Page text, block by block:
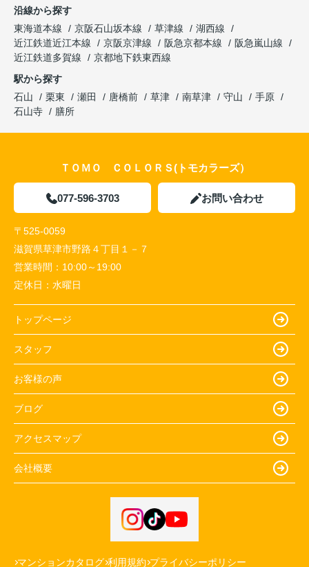
沿線から探す
東海道本線
京阪石山坂本線 草津線
湖西線
近江鉄道近江本線
京阪京津線 阪急京都本線
阪急嵐山線
近江鉄道多賀線
京都地下鉄東西線
駅から探す
石山
栗東 瀬田 唐橋前 草津 南草津 守山
手原
石山寺
膳所
ＴＯＭＯ ＣＯＬＯＲＳ(トモカラーズ）
077-596-3703 お問い合わせ
〒525-0059
滋賀県草津市野路４丁目１－７
営業時間： 10:00～19:00
定休日： 水曜日
トップページ
スタッフ
お客様の声
ブログ
アクセスマップ
会社概要
マンションカタログ 利用規約 プライバシーポリシー